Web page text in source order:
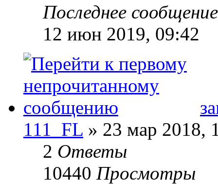
Последнее
12 июн 2019, 09:42
111_FL » 23 мар 2018,
2 Ответы
10440 Просмотры